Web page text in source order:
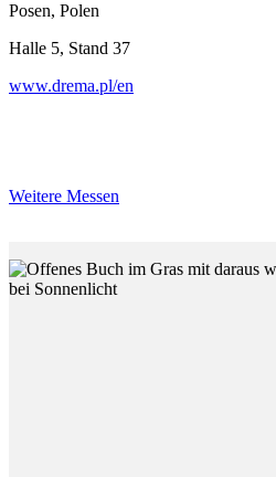
Posen, Polen
Halle 5, Stand 37
www.drema.pl/en
Weitere Messen